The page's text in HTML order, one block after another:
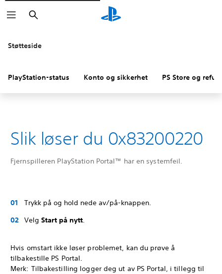
Søk
Støtteside
PlayStation-status Konto og sikkerhet PS Store og
Slik løser du 0x83200220
Fjernspilleren PlayStation Portal™ har en systemfeil.
Trykk på og hold nede av/på-knappen.
Velg Start på nytt.
Hvis omstart ikke løser problemet, kan du prøve å
tilbakestille PS Portal.
Merk: Tilbakestilling logger deg ut av PS Portal, i tillegg til